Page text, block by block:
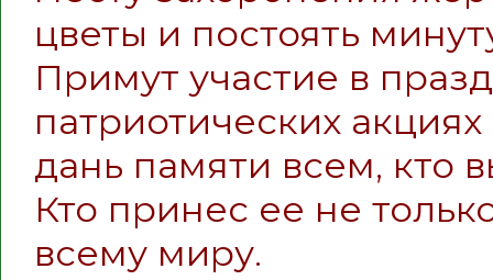
цветы и постоять
Примут участие в
патриотических
дань памяти всем, кто
Кто принес ее не
всему миру.